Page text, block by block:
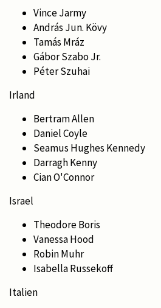
Vince Jarmy
András Jun. Kövy
Tamás Mráz
Gábor Szabo Jr.
Péter Szuhai
Irland
Bertram Allen
Daniel Coyle
Seamus Hughes Kennedy
Darragh Kenny
Cian O'Connor
Israel
Theodore Boris
Vanessa Hood
Robin Muhr
Isabella Russekoff
Italien